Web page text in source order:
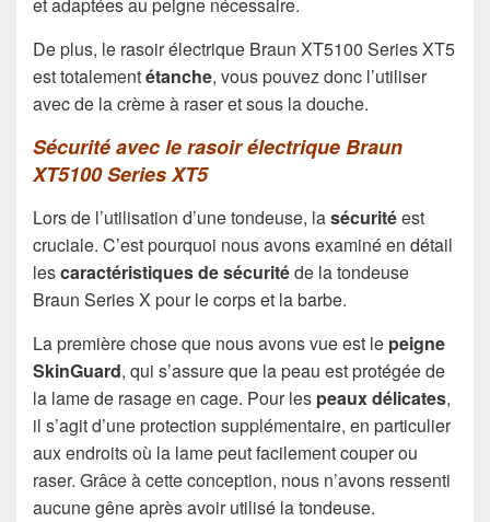
De plus, le rasoir électrique Braun XT5100 Series XT5
est totalementétanche, vous pouvez donc l’utiliser
avec de la crème à raser et sous la douche.
Sécurité avec le rasoir électrique Braun
XT5100 Series XT5
Lors de l’utilisation d’une tondeuse, lasécuritéest
cruciale. C’est pourquoi nous avons examiné en détail
lescaractéristiques de sécuritéde la tondeuse
Braun Series X pour le corps et la barbe.
La première chose que nous avons vue est le peigne
SkinGuard, qui s’assure que la peau est protégée de
la lame de rasage en cage. Pour les peaux délicates,
il s’agit d’une protection supplémentaire, en particulier
aux endroits où la lame peut facilement couper ou
raser. Grâce à cette conception, nous n’avons ressenti
aucune gêne après avoir utilisé la tondeuse.